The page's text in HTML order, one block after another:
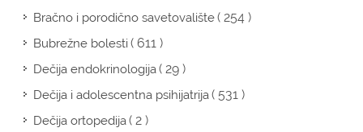
Bračno i porodično savetovalište( 254 )
Bubrežne bolesti( 611 )
Dečija endokrinologija( 29 )
Dečija i adolescentna psihijatrija( 531 )
Dečija ortopedija( 2 )